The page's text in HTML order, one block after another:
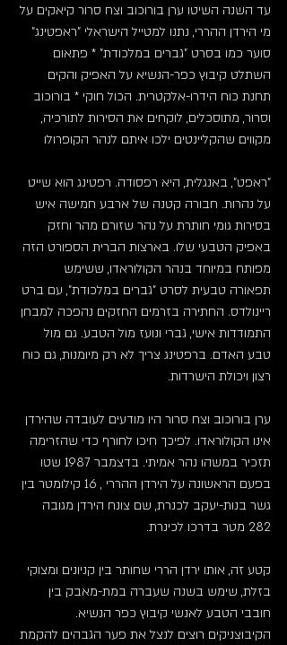
עד השנה השיטו ערן בורוכוב וצח סרור קיאקים על
מי הירדן ההררי, נתנו למטייל הישראלי "ראפטינג"
סוער כמו בסרט "גברים במלכודת" * פתאום
השתלט קיבוץ כפר-הנשיא על האפיק והקים
תחנת כוח הידרו-אלקטרית. הכול חוקי * בורוכוב
וסרור, מתוסכלים, לוקחים את הסירות לתורכיה,
מקווים שהקליינטים ילכו איתם לנהר הקופרולו
"ראפט", באנגלית, היא רפסודה. רפטינג הוא שייט
על נהרות. חבורה קטנה של ארבע חמישה איש
בסירות גומי חותרת על נהר שזורם מהר וחזק
באפיק הטבעי שלו. בארצות הברית הספורט הזה
מפותח במיוחד בנהר הקולוראדו, ששימש
תפאורה טבעית לסרט "גברים במלכודת", עם ברט
ריינולדס. החתירה בזרמים החזקים נהפכה למבחן
התמודדות אישי, גברי ונועז מול הטבע. גם מול
טבע האדם. ברפטינג צריך לא רק מיומנות, גם כוח
רצון ויכולת הישרדות.
ערן בורוכוב וצח סרור היו מודעים לעובדה שהירדן
אינו הקולוראדו. לפיכך חיכו לחורף כדי שהזרימה
תזכיר במשהו נהר אמיתי. בדצמבר 1987 שטו
בפעם הראשונה על הירדן ההררי , 16 קילומטר בין
גשר בנות-יעקב לכנרת, שם צונח הירדן מגובה
282 מטר בדרכו לכינרת.
קטע זה, אותו ירדן הררי שחותר בין קניונים ומצוקי
בזלת, שימש בשנה שעברה במת-מאבק בין
חובבי הטבע לאנשי קיבוץ כפר הנשיא.
הקיבוצניקים רוצים לנצל את פער הגבהים להקמת